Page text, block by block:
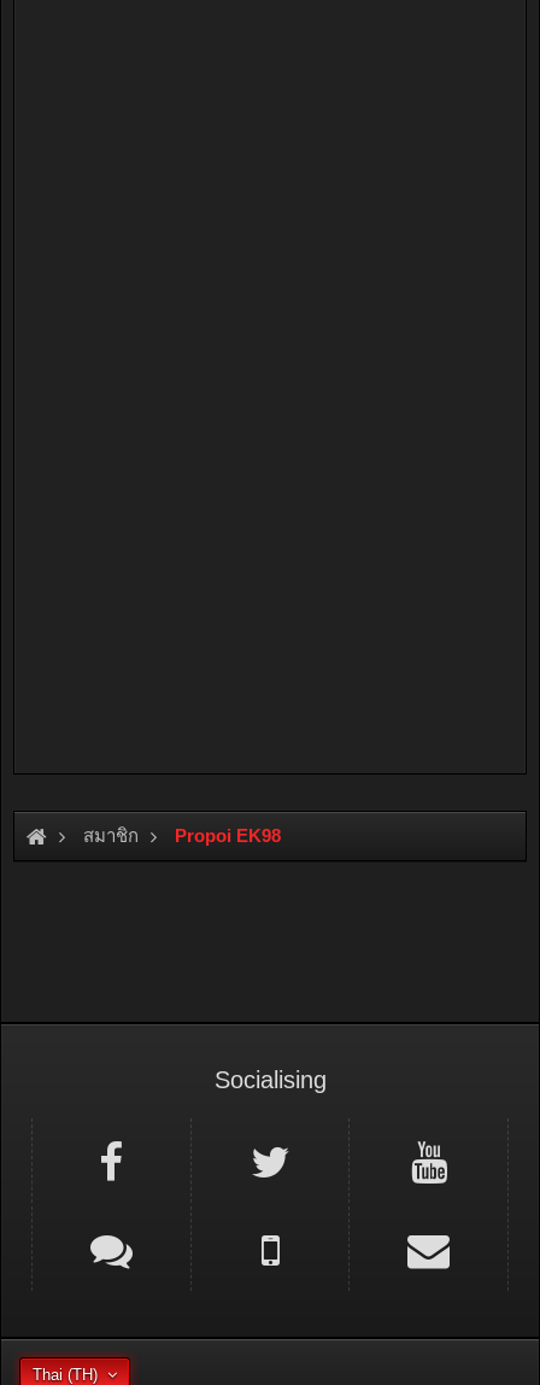
สมาชิก Propoi EK98
Socialising
Thai (TH)